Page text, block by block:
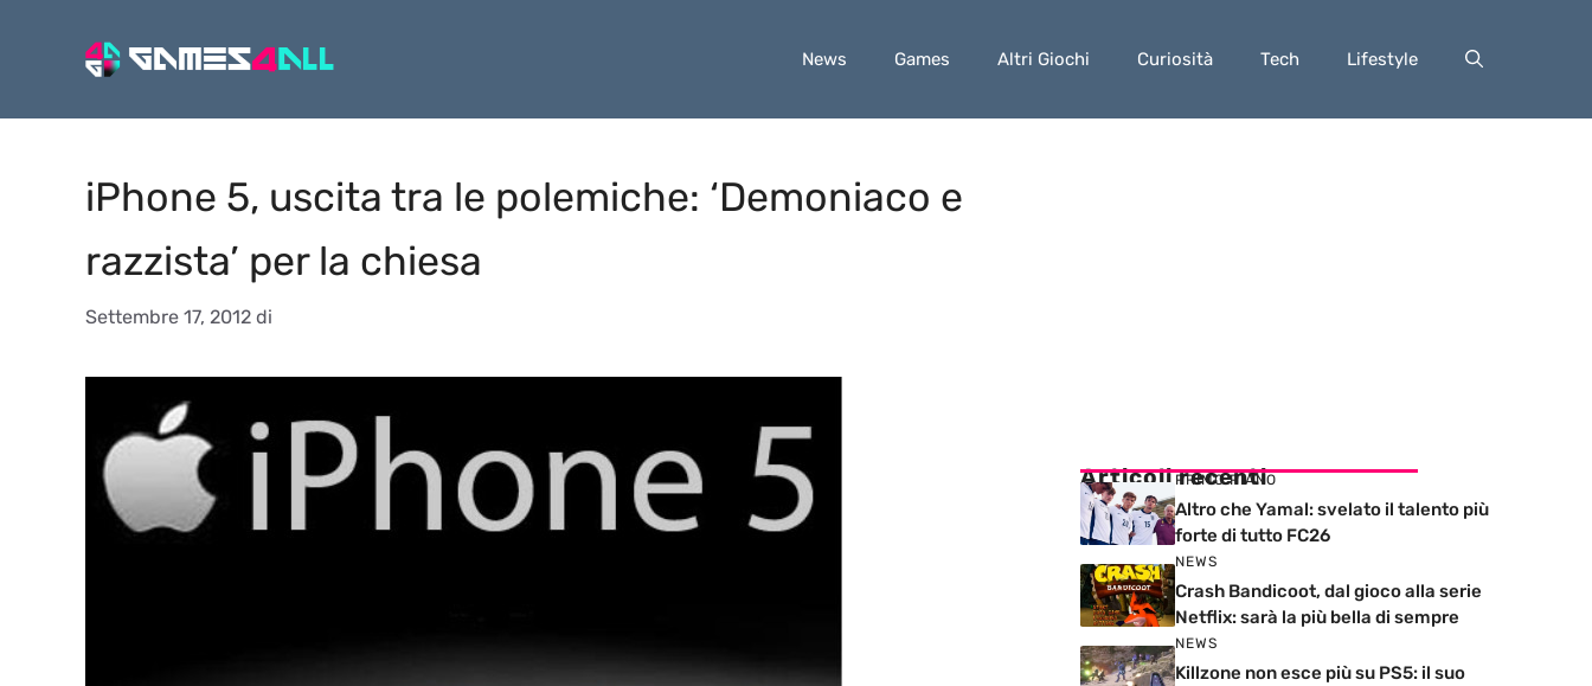
News Games Altri Giochi Curiosità Tech Lifestyle
iPhone 5, uscita tra le polemiche: ‘Demoniaco e
razzista’ per la chiesa
Settembre 17, 2012 di
Articoli recenti
PRIMO PIANO
Altro che Yamal: svelato il talento più
forte di tutto FC26
NEWS
Crash Bandicoot, dal gioco alla serie
Netflix: sarà la più bella di sempre
NEWS
Killzone non esce più su PS5: il suo